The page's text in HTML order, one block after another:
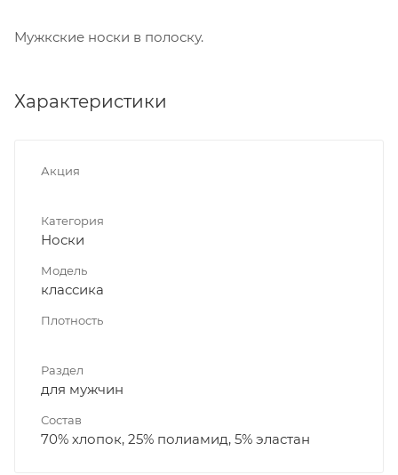
Мужкские носки в полоску.
Характеристики
Акция
Категория
Носки
Модель
классика
Плотность
Раздел
для мужчин
Состав
70% хлопок, 25% полиамид, 5% эластан